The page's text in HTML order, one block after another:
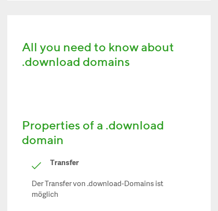
All you need to know about
.download domains
Properties of a .download
domain
Transfer
Der Transfer von .download-Domains ist
möglich